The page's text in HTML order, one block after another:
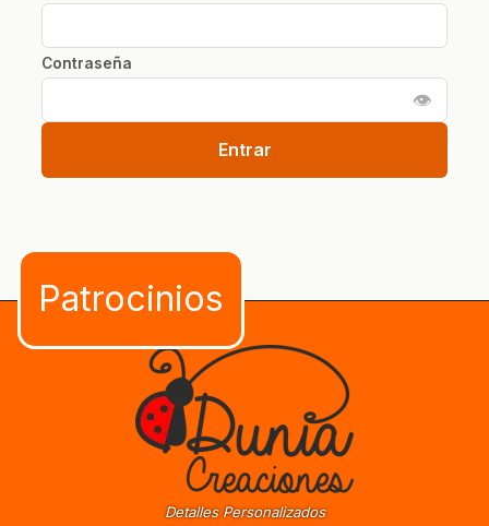
Contraseña
👁
Entrar
Detalles Personalizados